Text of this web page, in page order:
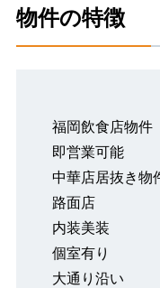
物件の特徴
福岡飲食店物件
即営業可能
中華店居抜き物
路面店
内装美装
個室有り
大通り沿い